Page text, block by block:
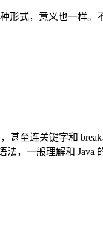
形式，意义也一样
甚至连关键字和
，一般理解和 Java